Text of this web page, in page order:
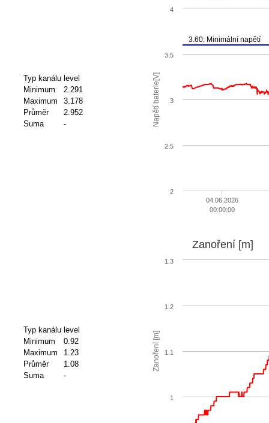
Typ kanálu level
Minimum
2.291
Maximum
3.178
Průměr
2.952
Suma
- Napětí baterie[V]
3.60: Minimální napětí
04.06.2026
00:00:00
3
2
2.5
3.5
4
Typ kanálu level
Minimum
0.92
Maximum
1.23
Průměr
1.08
Suma
-
Zanoření [m]
Zanoření [m]
1
1.1
1.2
1.3